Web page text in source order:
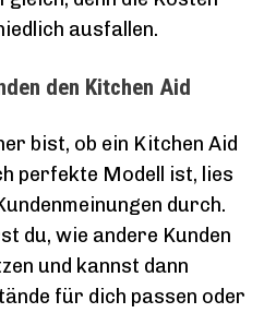
ausfallen.
den Kitchen Aid
bist, ob ein Kitchen Aid
perfekte Modell ist, lies
durch.
du, wie andere Kunden
und kannst dann
für dich passen oder